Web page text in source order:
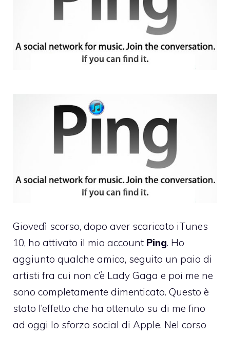
Giovedì scorso, dopo aver scaricato iTunes
10, ho attivato il mio account Ping. Ho
aggiunto qualche amico, seguito un paio di
artisti fra cui non c’è Lady Gaga e poi me ne
sono completamente dimenticato. Questo è
stato l’effetto che ha ottenuto su di me fino
ad oggi lo sforzo social di Apple. Nel corso